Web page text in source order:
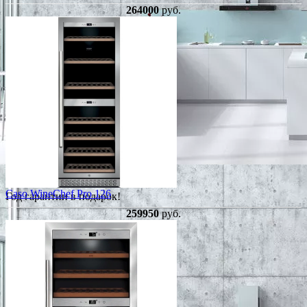
264000руб.
Год гарантии в подарок!
Caso WineChef Pro 126
259950руб.